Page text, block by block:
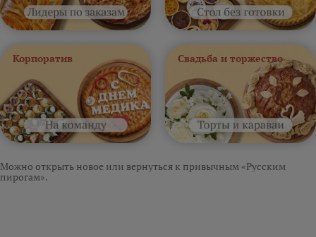
Корпоратив Свадьба и торжество
Можно открыть новое или вернуться к привычным «Русским
пирогам».